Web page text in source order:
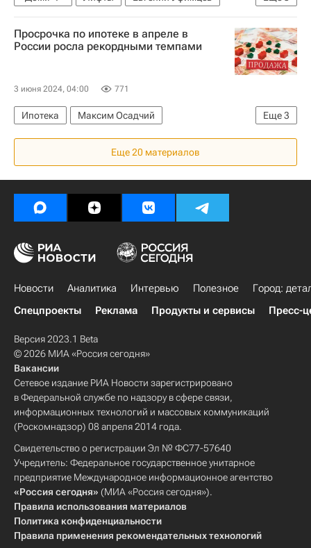
Виталий Мутко
Россия ЖКХ
Просрочка по ипотеке в апреле в
России росла рекордными темпами
3 июня 2024, 04:00 771
Еще3
Ипотека
Максим Осадчий
Центральный Банк РФ (ЦБ РФ)
Россия
Еще 20 материалов
Новости Аналитика Интервью Полезное
Город:
Спецпроекты
Реклама Продукты и сервисы Пресс-
Версия 2023.1 Beta
© 2026 МИА «Россия сегодня»
Вакансии
Сетевое издание РИА Новости зарегистрировано
в Федеральной службе по надзору в сфере связи,
информационных технологий и массовых коммуникаций
(Роскомнадзор) 08 апреля 2014 года.
Свидетельство о регистрации Эл № ФС77-57640
Учредитель: Федеральное государственное унитарное
предприятие Международное информационное агентство
«Россия сегодня» (МИА «Россия сегодня»).
Правила использования материалов
Политика конфиденциальности
Правила применения рекомендательных технологий